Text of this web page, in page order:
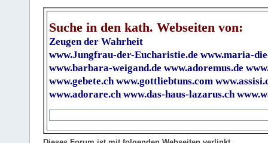
Suche in den kath. Webseiten von:
Zeugen der Wahrheit
www.Jungfrau-der-Eucharistie.de www.maria-
www.barbara-weigand.de www.adoremus.de
www.gebete.ch www.gottliebtuns.com
www.adorare.ch www.das-haus-lazarus.ch